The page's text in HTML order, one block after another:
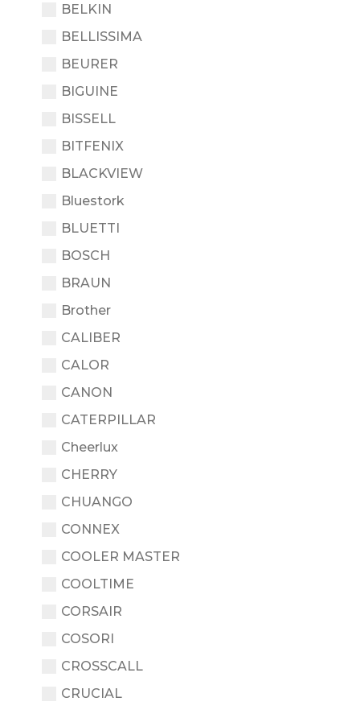
BELKIN
BELLISSIMA
BEURER
BIGUINE
BISSELL
BITFENIX
BLACKVIEW
Bluestork
BLUETTI
BOSCH
BRAUN
Brother
CALIBER
CALOR
CANON
CATERPILLAR
Cheerlux
CHERRY
CHUANGO
CONNEX
COOLER MASTER
COOLTIME
CORSAIR
COSORI
CROSSCALL
CRUCIAL